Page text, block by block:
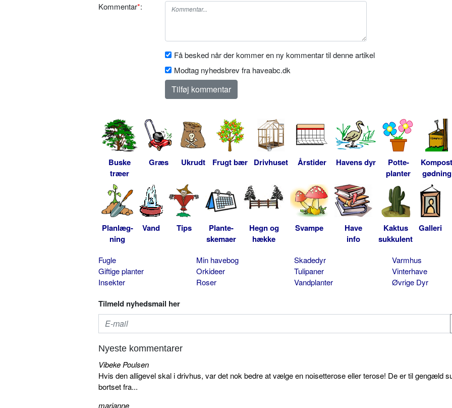
Kommentar*:
Få besked når der kommer en ny kommentar til denne artikel
Modtag nyhedsbrev fra haveabc.dk
Buske
træer
Græs Ukrudt Frugt bær Drivhuset Årstider Havens dyr
Potte-
planter
Kompost
gødning
Planlæg-
ning
Vand Tips
Plante-
skemaer
Hegn og
hække
Svampe
Have
info
Kaktus
sukkulent
Galleri
Fugle
Giftige planter
Insekter
Min havebog
Orkideer
Roser
Skadedyr
Tulipaner
Vandplanter
Varmhus
Vinterhave
Øvrige Dyr
Tilmeld nyhedsmail her
Nyeste kommentarer
Vibeke Poulsen
Hvis den alligevel skal i drivhus, var det nok bedre at vælge en noisetterose eller terose! De er til gengæld
bortset fra...
marianne